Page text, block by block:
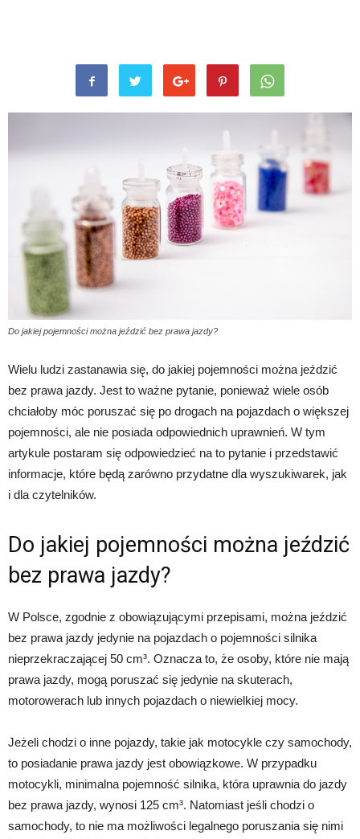
Do jakiej pojemności można jeździć bez prawa jazdy?
Wielu ludzi zastanawia się, do jakiej pojemności można jeździć
bez prawa jazdy. Jest to ważne pytanie, ponieważ wiele osób
chciałoby móc poruszać się po drogach na pojazdach o większej
pojemności, ale nie posiada odpowiednich uprawnień. W tym
artykule postaram się odpowiedzieć na to pytanie i przedstawić
informacje, które będą zarówno przydatne dla wyszukiwarek, jak
i dla czytelników.
Do jakiej pojemności można jeździć
bez prawa jazdy?
W Polsce, zgodnie z obowiązującymi przepisami, można jeździć
bez prawa jazdy jedynie na pojazdach o pojemności silnika
nieprzekraczającej 50 cm³. Oznacza to, że osoby, które nie mają
prawa jazdy, mogą poruszać się jedynie na skuterach,
motorowerach lub innych pojazdach o niewielkiej mocy.
Jeżeli chodzi o inne pojazdy, takie jak motocykle czy samochody,
to posiadanie prawa jazdy jest obowiązkowe. W przypadku
motocykli, minimalna pojemność silnika, która uprawnia do jazdy
bez prawa jazdy, wynosi 125 cm³. Natomiast jeśli chodzi o
samochody, to nie ma możliwości legalnego poruszania się nimi